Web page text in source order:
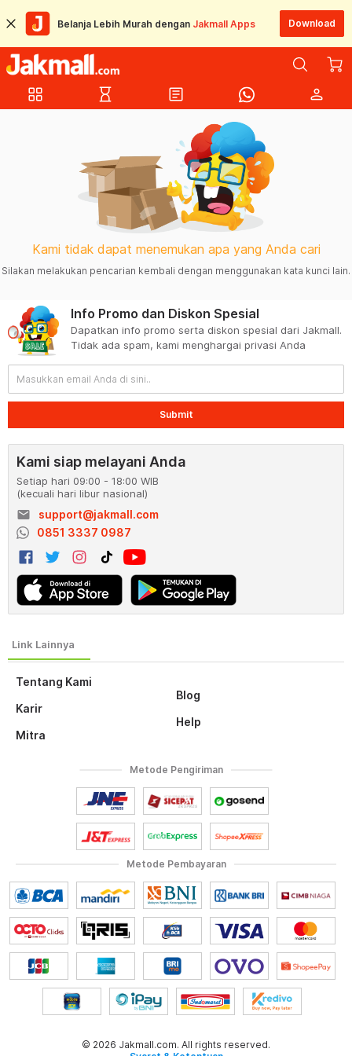
Belanja Lebih Murah dengan Jakmall Apps Download
grid_view hourglass_empty article person
Kami tidak dapat menemukan apa yang Anda cari
Silakan melakukan pencarian kembali dengan menggunakan kata kunci lain.
Tentang Kami
Karir
Mitra
Blog
Help
Info Promo dan Diskon Spesial
Dapatkan info promo serta diskon spesial dari Jakmall.
Tidak ada spam, kami menghargai privasi Anda
Submit
Kami siap melayani Anda
Setiap hari 09:00 - 18:00 WIB
(kecuali hari libur nasional)
email
support@jakmall.com
0851 3337 0987
Metode Pembayaran
Metode Pengiriman
© 2026 Jakmall.com. All rights reserved.